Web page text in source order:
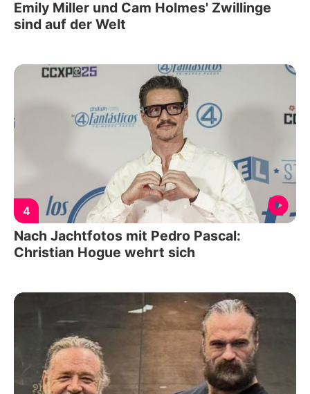
Emily Miller und Cam Holmes' Zwillinge
sind auf der Welt
4
Nach Jachtfotos mit Pedro Pascal:
Christian Hogue wehrt sich